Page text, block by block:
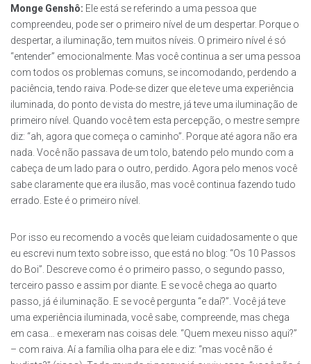
Monge Genshô: Ele está se referindo a uma pessoa que
compreendeu, pode ser o primeiro nível de um despertar. Porque o
despertar, a iluminação, tem muitos níveis. O primeiro nível é só
“entender” emocionalmente. Mas você continua a ser uma pessoa
com todos os problemas comuns, se incomodando, perdendo a
paciência, tendo raiva. Pode-se dizer que ele teve uma experiência
iluminada, do ponto de vista do mestre, já teve uma iluminação de
primeiro nível. Quando você tem esta percepção, o mestre sempre
diz: “ah, agora que começa o caminho”. Porque até agora não era
nada. Você não passava de um tolo, batendo pelo mundo com a
cabeça de um lado para o outro, perdido. Agora pelo menos você
sabe claramente que era ilusão, mas você continua fazendo tudo
errado. Este é o primeiro nível.
Por isso eu recomendo a vocês que leiam cuidadosamente o que
eu escrevi num texto sobre isso, que está no blog: “Os 10 Passos
do Boi”. Descreve como é o primeiro passo, o segundo passo,
terceiro passo e assim por diante. E se você chega ao quarto
passo, já é iluminação. E se você pergunta “e daí?”. Você já teve
uma experiência iluminada, você sabe, compreende, mas chega
em casa… e mexeram nas coisas dele. “Quem mexeu nisso aqui?”
– com raiva. Aí a família olha para ele e diz: “mas você não é